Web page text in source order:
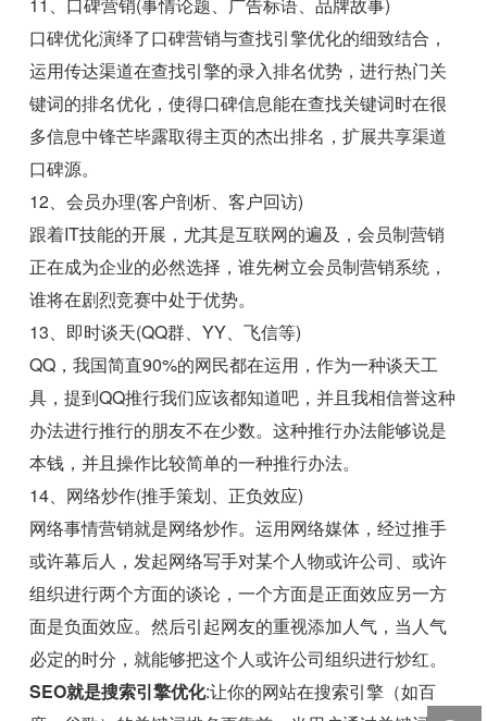
口碑优化演绎了口碑营销与查找引擎优化的细致结合，
运用传达渠道在查找引擎的录入排名优势，进行热门关
键词的排名优化，使得口碑信息能在查找关键词时在很
多信息中锋芒毕露取得主页的杰出排名，扩展共享渠道
口碑源。
12、会员办理(客户剖析、客户回访)
跟着IT技能的开展，尤其是互联网的遍及，会员制营销
正在成为企业的必然选择，谁先树立会员制营销系统，
谁将在剧烈竞赛中处于优势。
13、即时谈天(QQ群、YY、飞信等)
QQ，我国简直90%的网民都在运用，作为一种谈天工
具，提到QQ推行我们应该都知道吧，并且我相信誉这种
办法进行推行的朋友不在少数。这种推行办法能够说是
本钱，并且操作比较简单的一种推行办法。
14、网络炒作(推手策划、正负效应)
网络事情营销就是网络炒作。运用网络媒体，经过推手
或许幕后人，发起网络写手对某个人物或许公司、或许
组织进行两个方面的谈论，一个方面是正面效应另一方
面是负面效应。然后引起网友的重视添加人气，当人气
必定的时分，就能够把这个人或许公司组织进行炒红。
SEO就是搜索引擎优化:让你的网站在搜索引擎（如百